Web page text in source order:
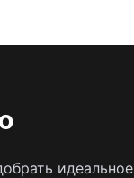
идеальное